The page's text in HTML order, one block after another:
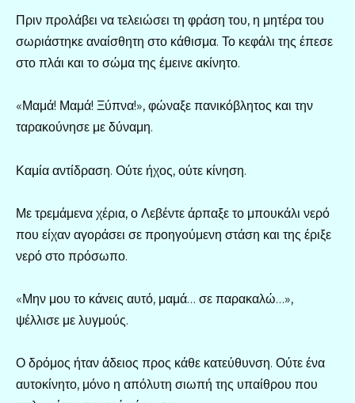
Πριν προλάβει να τελειώσει τη φράση του, η μητέρα του
σωριάστηκε αναίσθητη στο κάθισμα. Το κεφάλι της έπεσε
στο πλάι και το σώμα της έμεινε ακίνητο.
«Μαμά! Μαμά! Ξύπνα!», φώναξε πανικόβλητος και την
ταρακούνησε με δύναμη.
Καμία αντίδραση. Ούτε ήχος, ούτε κίνηση.
Με τρεμάμενα χέρια, ο Λεβέντε άρπαξε το μπουκάλι νερό
που είχαν αγοράσει σε προηγούμενη στάση και της έριξε
νερό στο πρόσωπο.
«Μην μου το κάνεις αυτό, μαμά… σε παρακαλώ…»,
ψέλλισε με λυγμούς.
Ο δρόμος ήταν άδειος προς κάθε κατεύθυνση. Ούτε ένα
αυτοκίνητο, μόνο η απόλυτη σιωπή της υπαίθρου που